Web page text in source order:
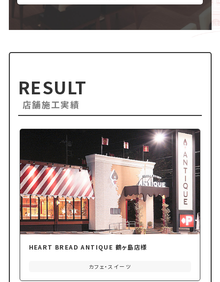
RESULT
店舗施工実績
HEART BREAD ANTIQUE 鶴ヶ島店様
カフェ・スイーツ